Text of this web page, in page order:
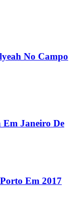
No Campo
Janeiro De
Em 2017